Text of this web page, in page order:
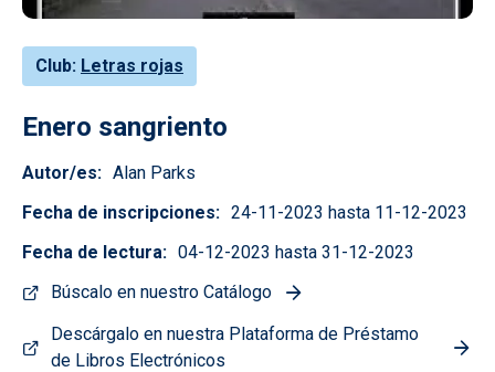
Club Letras rojas
Enero sangriento
Autor/es
Alan Parks
Fecha de inscripciones
24-11-2023 hasta 11-12-2023
Fecha de lectura
04-12-2023 hasta 31-12-2023
Búscalo en nuestro Catálogo
Descárgalo en nuestra Plataforma de Préstamo
de Libros Electrónicos